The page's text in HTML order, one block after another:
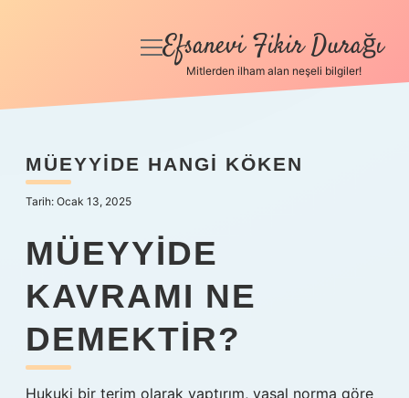
Anasayfa
Yasal Uyarı
menüyü
Efsanevi Fikir Durağı
Mitlerden ilham alan neşeli bilgiler!
MÜEYYIDE HANGI KÖKEN
Tarih: Ocak 13, 2025
MÜEYYIDE
KAVRAMI NE
DEMEKTIR?
Hukuki bir terim olarak yaptırım, yasal norma göre